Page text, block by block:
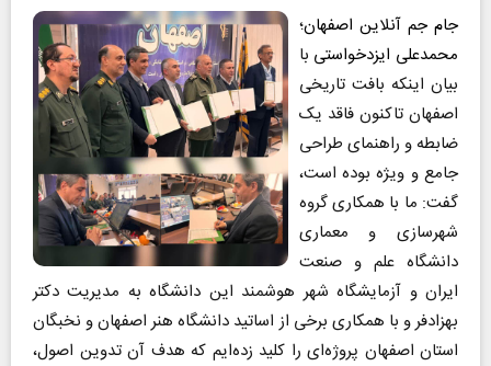
جام جم آنلاین اصفهان؛
محمدعلی ایزدخواستی با
بیان اینکه بافت تاریخی
اصفهان تاکنون فاقد یک
ضابطه و راهنمای طراحی
جامع و ویژه بوده است،
گفت: ما با همکاری گروه
شهرسازی و معماری
دانشگاه علم و صنعت
ایران و آزمایشگاه شهر هوشمند این دانشگاه به مدیریت دکتر
بهزادفر و با همکاری برخی از اساتید دانشگاه هنر اصفهان و نخبگان
استان اصفهان پروژه‌ای را کلید زده‌ایم که هدف آن تدوین اصول،